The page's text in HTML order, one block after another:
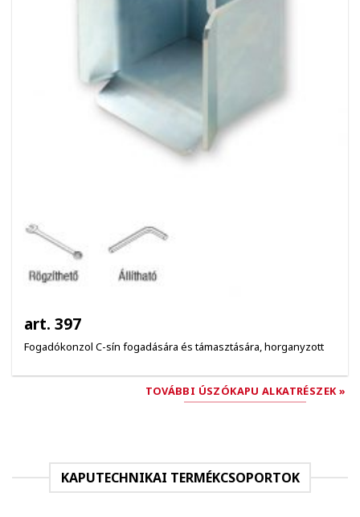
art. 397
Fogadókonzol C-sín fogadására és támasztására, horganyzott
TOVÁBBI ÚSZÓKAPU ALKATRÉSZEK »
KAPUTECHNIKAI TERMÉKCSOPORTOK